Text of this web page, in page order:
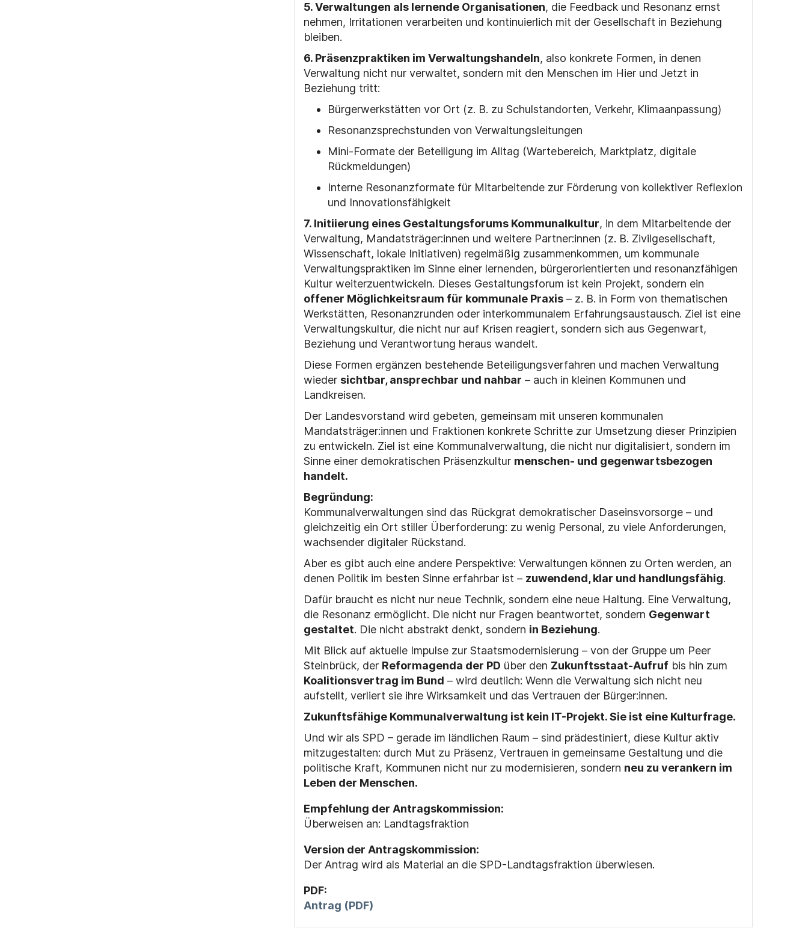
5. Verwaltungen als lernende Organisationen, die Feedback und Resonanz ernst
nehmen, Irritationen verarbeiten und kontinuierlich mit der Gesellschaft in Beziehung
bleiben.
6. Präsenzpraktiken im Verwaltungshandeln, also konkrete Formen, in denen
Verwaltung nicht nur verwaltet, sondern mit den Menschen im Hier und Jetzt in
Beziehung tritt:
Bürgerwerkstätten vor Ort (z. B. zu Schulstandorten, Verkehr, Klimaanpassung)
Resonanzsprechstunden von Verwaltungsleitungen
Mini-Formate der Beteiligung im Alltag (Wartebereich, Marktplatz, digitale
Rückmeldungen)
Interne Resonanzformate für Mitarbeitende zur Förderung von kollektiver Reflexion
und Innovationsfähigkeit
7. Initiierung eines Gestaltungsforums Kommunalkultur, in dem Mitarbeitende der
Verwaltung, Mandatsträger:innen und weitere Partner:innen (z. B. Zivilgesellschaft,
Wissenschaft, lokale Initiativen) regelmäßig zusammenkommen, um kommunale
Verwaltungspraktiken im Sinne einer lernenden, bürgerorientierten und resonanzfähigen
Kultur weiterzuentwickeln. Dieses Gestaltungsforum ist kein Projekt, sondern ein
offener Möglichkeitsraum für kommunale Praxis– z. B. in Form von thematischen
Werkstätten, Resonanzrunden oder interkommunalem Erfahrungsaustausch. Ziel ist eine
Verwaltungskultur, die nicht nur auf Krisen reagiert, sondern sich aus Gegenwart,
Beziehung und Verantwortung heraus wandelt.
Diese Formen ergänzen bestehende Beteiligungsverfahren und machen Verwaltung
wieder sichtbar, ansprechbar und nahbar – auch in kleinen Kommunen und
Landkreisen.
Der Landesvorstand wird gebeten, gemeinsam mit unseren kommunalen
Mandatsträger:innen und Fraktionen konkrete Schritte zur Umsetzung dieser Prinzipien
zu entwickeln. Ziel ist eine Kommunalverwaltung, die nicht nur digitalisiert, sondern im
Sinne einer demokratischen Präsenzkultur menschen- und gegenwartsbezogen
handelt.
Begründung:
Kommunalverwaltungen sind das Rückgrat demokratischer Daseinsvorsorge – und
gleichzeitig ein Ort stiller Überforderung: zu wenig Personal, zu viele Anforderungen,
wachsender digitaler Rückstand.
Aber es gibt auch eine andere Perspektive: Verwaltungen können zu Orten werden, an
denen Politik im besten Sinne erfahrbar ist – zuwendend, klar und handlungsfähig.
Dafür braucht es nicht nur neue Technik, sondern eine neue Haltung. Eine Verwaltung,
die Resonanz ermöglicht. Die nicht nur Fragen beantwortet, sondern Gegenwart
gestaltet. Die nicht abstrakt denkt, sondern in Beziehung.
Mit Blick auf aktuelle Impulse zur Staatsmodernisierung – von der Gruppe um Peer
Steinbrück, der Reformagenda der PD über den Zukunftsstaat-Aufrufbis hin zum
Koalitionsvertrag im Bund – wird deutlich: Wenn die Verwaltung sich nicht neu
aufstellt, verliert sie ihre Wirksamkeit und das Vertrauen der Bürger:innen.
Zukunftsfähige Kommunalverwaltung ist kein IT-Projekt. Sie ist eine Kulturfrage.
Und wir als SPD – gerade im ländlichen Raum – sind prädestiniert, diese Kultur aktiv
mitzugestalten: durch Mut zu Präsenz, Vertrauen in gemeinsame Gestaltung und die
politische Kraft, Kommunen nicht nur zu modernisieren, sondern neu zu verankern im
Leben der Menschen.
Empfehlung der Antragskommission:
Überweisen an: Landtagsfraktion
Version der Antragskommission:
Der Antrag wird als Material an die SPD-Landtagsfraktion überwiesen.
PDF:
Antrag (PDF)